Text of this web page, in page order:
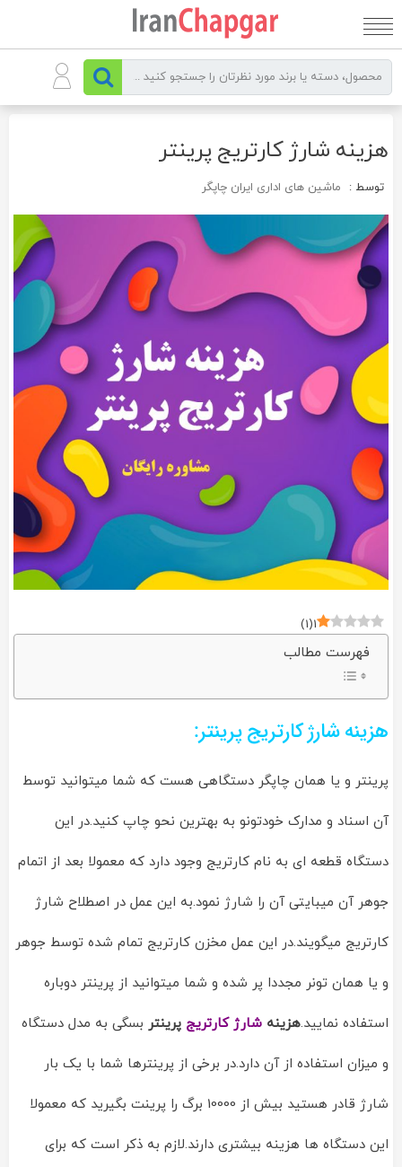
به
هزینه شارژ کارتریج پرینتر
توسط : ماشین های اداری ایران چاپگر
1
(
1
)
فهرست مطالب
هزینه شارژ کارتریج پرینتر:
پرینتر و یا همان چاپگر دستگاهی هست که شما میتوانید توسط
آن اسناد و مدارک خودتونو به بهترین نحو چاپ کنید.در این
دستگاه قطعه ای به نام کارتریج وجود دارد که معمولا بعد از اتمام
جوهر آن میبایتی آن را شارژ نمود.به این عمل در اصطلاح شارژ
کارتریج میگویند.در این عمل مخزن کارتریج تمام شده توسط جوهر
و یا همان تونر مجددا پر شده و شما میتوانید از پرینتر دوباره
استفاده نمایید.هزینه شارژ کارتریج پرینتر بسگی به مدل دستگاه
و میزان استفاده از آن دارد.در برخی از پرینترها شما با یک بار
شارژ قادر هستید بیش از 10000 برگ را پرینت بگیرید که معمولا
این دستگاه ها هزینه بیشتری دارند.لازم به ذکر است که برای